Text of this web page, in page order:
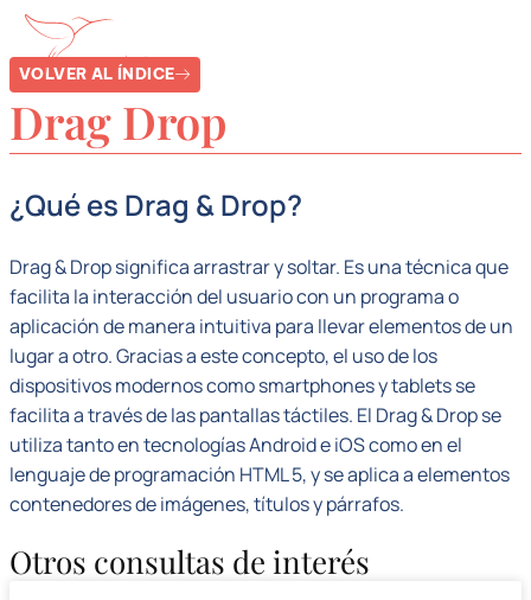
VOLVER AL ÍNDICE
Drag Drop
¿Qué es Drag & Drop?
Drag & Drop significa arrastrar y soltar. Es una técnica que
facilita la interacción del usuario con un programa o
aplicación de manera intuitiva para llevar elementos de un
lugar a otro. Gracias a este concepto, el uso de los
dispositivos modernos como smartphones y tablets se
facilita a través de las pantallas táctiles. El Drag & Drop se
utiliza tanto en tecnologías Android e iOS como en el
lenguaje de programación HTML 5, y se aplica a elementos
contenedores de imágenes, títulos y párrafos.
Otros consultas de interés